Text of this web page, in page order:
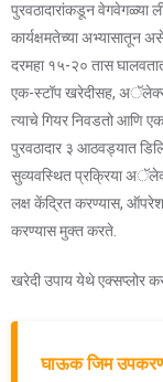
पुरवठादारांकडून वेगवेगळ्या
कार्यक्षमतेच्या
दरमहा १५-२० तास
एक-स्टॉप खरेदीसह, अॅलेक्स
त्याचे गियर निवडतो आणि
पुरवठादार ३ आठवड्यात
सुव्यवस्थित प्रक्रिया
लक्ष केंद्रित करण्यास,
करण्यास मुक्त करते.
खरेदी उपाय येथे एक्सप्लोर
घाऊक जिम